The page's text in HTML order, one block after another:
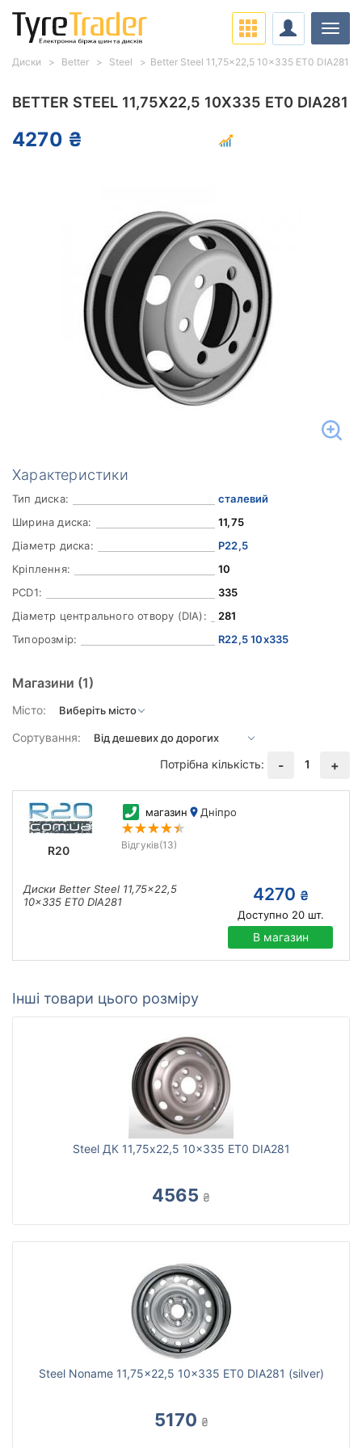
BETTER STEEL 11,75X22,5 10X335 ET0 DIA281
4270 ₴
Характеристики
Тип диска:
сталевий
Ширина диска:
11,75
Діаметр диска:
Р22,5
Кріплення:
10
PCD1:
335
Діаметр центрального отвору (DIA):
281
Типорозмір:
R22,5 10x335
Магазини (1)
Місто:
Сортування:
Потрібна кількість:
- 1 +
R20
магазин Дніпро
Відгуків(13)
Диски Better Steel 11,75x22,5
10x335 ET0 DIA281
4270 ₴
Доступно 20шт.
В магазин
Інші товари цього розміру
Steel ДК 11,75x22,5 10x335 ET0 DIA281
4565 ₴
Steel Noname 11,75x22,5 10x335 ET0 DIA281 (silver)
5170 ₴
Диски Better Steel Better Steel 11,75x22,5 10x335 ET0 DIA281